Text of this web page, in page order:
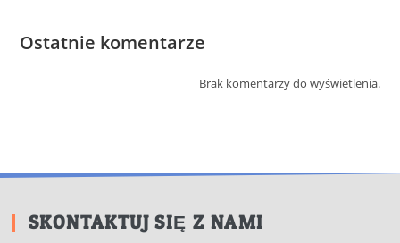
Ostatnie komentarze
Brak komentarzy do wyświetlenia.
SKONTAKTUJ SIĘ Z NAMI